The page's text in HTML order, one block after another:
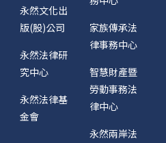
永然文化出
版(股)公司
永然法律研
究中心
永然法律基
金會
家族傳承法
律事務中心
智慧財產暨
勞動事務法
律中心
永然兩岸法